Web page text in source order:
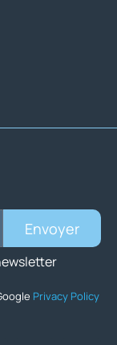
Privacy Policy
Envoyer